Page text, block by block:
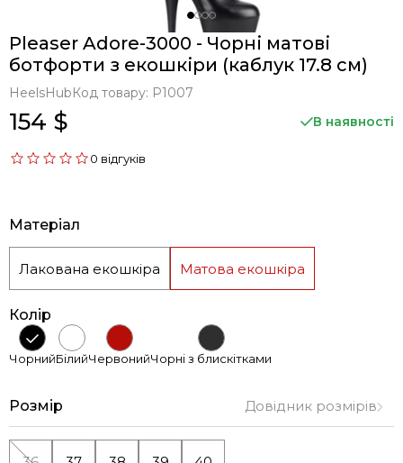
Pleaser Adore-3000 - Чорні матові
ботфорти з екошкіри (каблук 17.8 см)
HeelsHubКод товару: P1007
154 $ В наявності
0 відгуків
Матеріал
Лакована екошкіра Матова екошкіра
Колір
ЧорнийБілийЧервонийЧорні з блискітками
Розмір Довідник розмірів